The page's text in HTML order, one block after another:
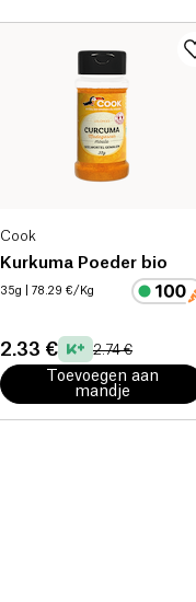
Cook
Kurkuma Poeder bio
35g | 78.29 €/Kg
2.33 € 2.74 €
Toevoegen aan
mandje